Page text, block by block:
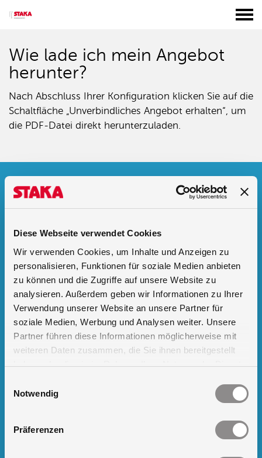
Diese Webseite verwendet Cookies
Wir verwenden Cookies, um Inhalte und Anzeigen zu
personalisieren, Funktionen für soziale Medien anbieten
zu können und die Zugriffe auf unsere Website zu
analysieren. Außerdem geben wir Informationen zu Ihrer
Verwendung unserer Website an unsere Partner für
soziale Medien, Werbung und Analysen weiter. Unsere
Partner führen diese Informationen möglicherweise mit
weiteren Daten zusammen, die Sie ihnen bereitgestellt
haben oder die sie im Rahmen Ihrer Nutzung der Dienste
Notwendig
Präferenzen
Wie lade ich mein Angebot
herunter?
Nach Abschluss Ihrer Konfiguration klicken Sie auf die
Schaltfläche „Unverbindliches Angebot erhalten“, um
die PDF-Datei direkt herunterzuladen.
Folgen Sie uns
auf LinkedIn
auf Twitter
auf YouTube
Links
RRN-Serie Doppelwandige Schaltschränke
Z-Serie/PSZ-Serie Edelstahlsäulen